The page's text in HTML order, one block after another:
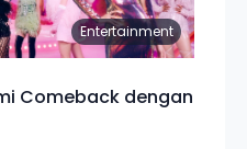
Entertainment
Comeback dengan